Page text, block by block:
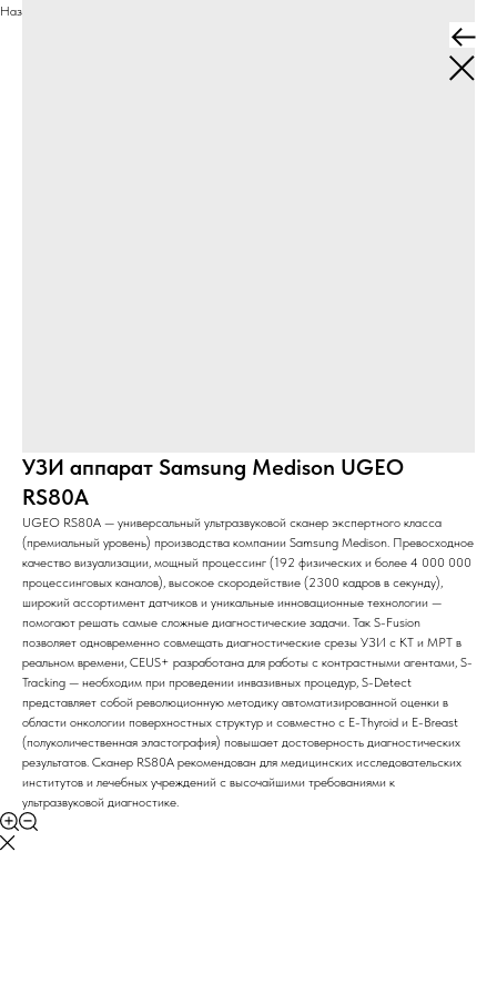
Назад
УЗИ аппарат Samsung Medison UGEO
RS80A
UGEO RS80A — универсальный ультразвуковой сканер экспертного класса
(премиальный уровень) производства компании Samsung Medison. Превосходное
качество визуализации, мощный процессинг (192 физических и более 4 000 000
процессинговых каналов), высокое скородействие (2300 кадров в секунду),
широкий ассортимент датчиков и уникальные инновационные технологии —
помогают решать самые сложные диагностические задачи. Так S-Fusion
позволяет одновременно совмещать диагностические срезы УЗИ с КТ и МРТ в
реальном времени, CEUS+ разработана для работы с контрастными агентами, S-
Tracking — необходим при проведении инвазивных процедур, S-Detect
представляет собой революционную методику автоматизированной оценки в
области онкологии поверхностных структур и совместно с E-Thyroid и E-Breast
(полуколичественная эластография) повышает достоверность диагностических
результатов. Сканер RS80A рекомендован для медицинских исследовательских
институтов и лечебных учреждений с высочайшими требованиями к
ультразвуковой диагностике.